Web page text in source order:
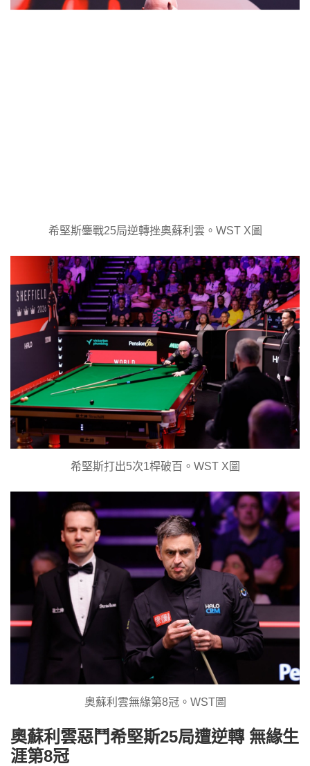
希堅斯鏖戰25局逆轉挫奧蘇利雲。WST X圖
希堅斯打出5次1桿破百。WST X圖
奧蘇利雲無緣第8冠。WST圖
奧蘇利雲惡鬥希堅斯25局遭逆轉 無緣生
涯第8冠